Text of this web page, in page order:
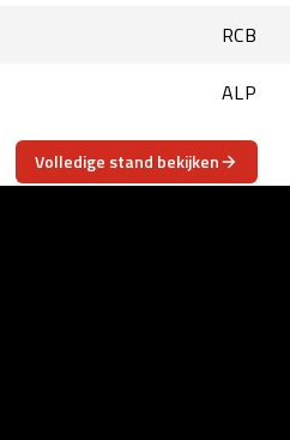
RCB
ALP
Volledige stand bekijken